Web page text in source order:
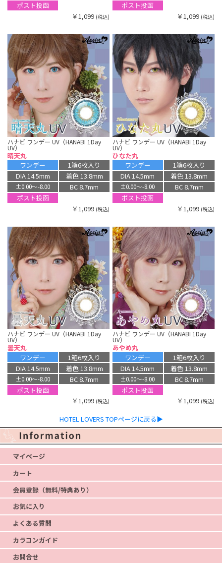
ポスト投函
￥1,099 (税込)
ポスト投函
￥1,099 (税込)
ハナビ ワンデー UV（HANABI 1Day
UV）
晴天丸
ワンデー
1箱6枚入り
DIA 14.5mm
着色 13.8mm
±0.00〜-8.00
BC 8.7mm
ポスト投函
￥1,099 (税込)
ハナビ ワンデー UV（HANABI 1Day
UV）
ひなた丸
ワンデー
1箱6枚入り
DIA 14.5mm
着色 13.8mm
±0.00〜-8.00
BC 8.7mm
ポスト投函
￥1,099 (税込)
ハナビ ワンデー UV（HANABI 1Day
UV）
曇天丸
ワンデー
1箱6枚入り
DIA 14.5mm
着色 13.8mm
±0.00〜-8.00
BC 8.7mm
ポスト投函
￥1,099 (税込)
ハナビ ワンデー UV（HANABI 1Day
UV）
あやめ丸
ワンデー
1箱6枚入り
DIA 14.5mm
着色 13.8mm
±0.00〜-8.00
BC 8.7mm
ポスト投函
￥1,099 (税込)
HOTEL LOVERS TOPページに戻る▶
マイページ
カート
会員登録（無料/特典あり）
お気に入り
よくある質問
カラコンガイド
お問合せ